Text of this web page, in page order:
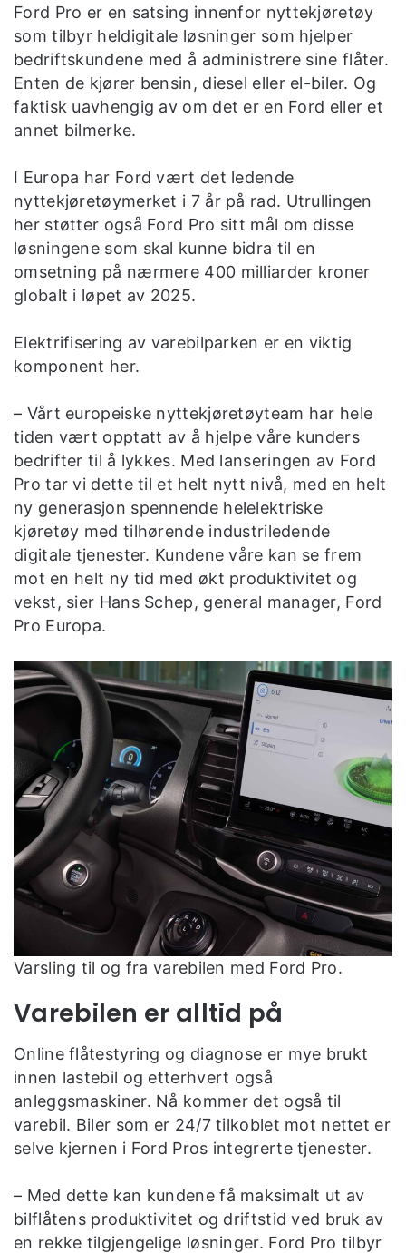
Ford Pro er en satsing innenfor nyttekjøretøy
som tilbyr heldigitale løsninger som hjelper
bedriftskundene med å administrere sine flåter.
Enten de kjører bensin, diesel eller el-biler. Og
faktisk uavhengig av om det er en Ford eller et
annet bilmerke.
I Europa har Ford vært det ledende
nyttekjøretøymerket i 7 år på rad. Utrullingen
her støtter også Ford Pro sitt mål om disse
løsningene som skal kunne bidra til en
omsetning på nærmere 400 milliarder kroner
globalt i løpet av 2025.
Elektrifisering av varebilparken er en viktig
komponent her.
– Vårt europeiske nyttekjøretøyteam har hele
tiden vært opptatt av å hjelpe våre kunders
bedrifter til å lykkes. Med lanseringen av Ford
Pro tar vi dette til et helt nytt nivå, med en helt
ny generasjon spennende helelektriske
kjøretøy med tilhørende industriledende
digitale tjenester. Kundene våre kan se frem
mot en helt ny tid med økt produktivitet og
vekst, sier Hans Schep, general manager, Ford
Pro Europa.
Varsling til og fra varebilen med Ford Pro.
Varebilen er alltid på
Online flåtestyring og diagnose er mye brukt
innen lastebil og etterhvert også
anleggsmaskiner. Nå kommer det også til
varebil. Biler som er 24/7 tilkoblet mot nettet er
selve kjernen i Ford Pros integrerte tjenester.
– Med dette kan kundene få maksimalt ut av
bilflåtens produktivitet og driftstid ved bruk av
en rekke tilgjengelige løsninger. Ford Pro tilbyr